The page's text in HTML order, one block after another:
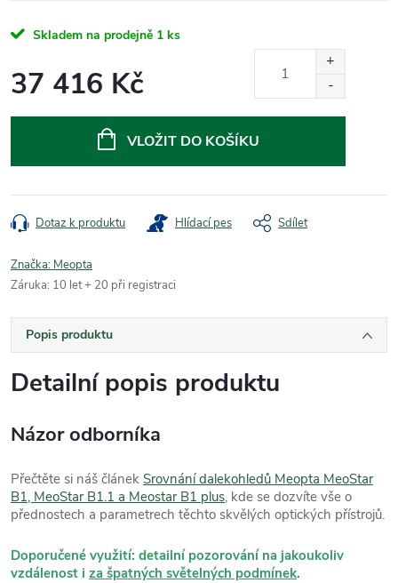
Skladem na prodejně 1 ks
37 416 Kč
VLOŽIT DO KOŠÍKU
Dotaz k produktu Hlídací pes Sdílet
Značka: Meopta
Záruka: 10 let + 20 při registraci
Popis produktu
Detailní popis produktu
Názor odborníka
Přečtěte si náš článek Srovnání dalekohledů Meopta MeoStar
B1, MeoStar B1.1 a Meostar B1 plus, kde se dozvíte vše o
přednostech a parametrech těchto skvělých optických přístrojů.
Doporučené využití: detailní pozorování na jakoukoliv
vzdálenost i za špatných světelných podmínek.